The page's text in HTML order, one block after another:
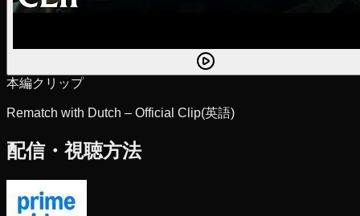
本編クリップ
Rematch with Dutch – Official Clip(英語)
配信・視聴方法